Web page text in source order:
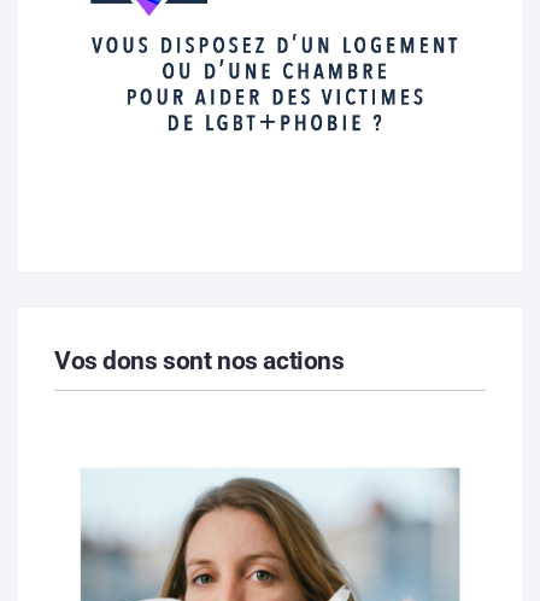
Vos dons sont nos actions